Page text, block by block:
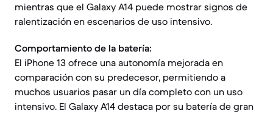
mientras que el Galaxy A14 puede mostrar signos de
ralentización en escenarios de uso intensivo.
Comportamiento de la batería:
El iPhone 13 ofrece una autonomía mejorada en
comparación con su predecesor, permitiendo a
muchos usuarios pasar un día completo con un uso
intensivo. El Galaxy A14 destaca por su batería de gran